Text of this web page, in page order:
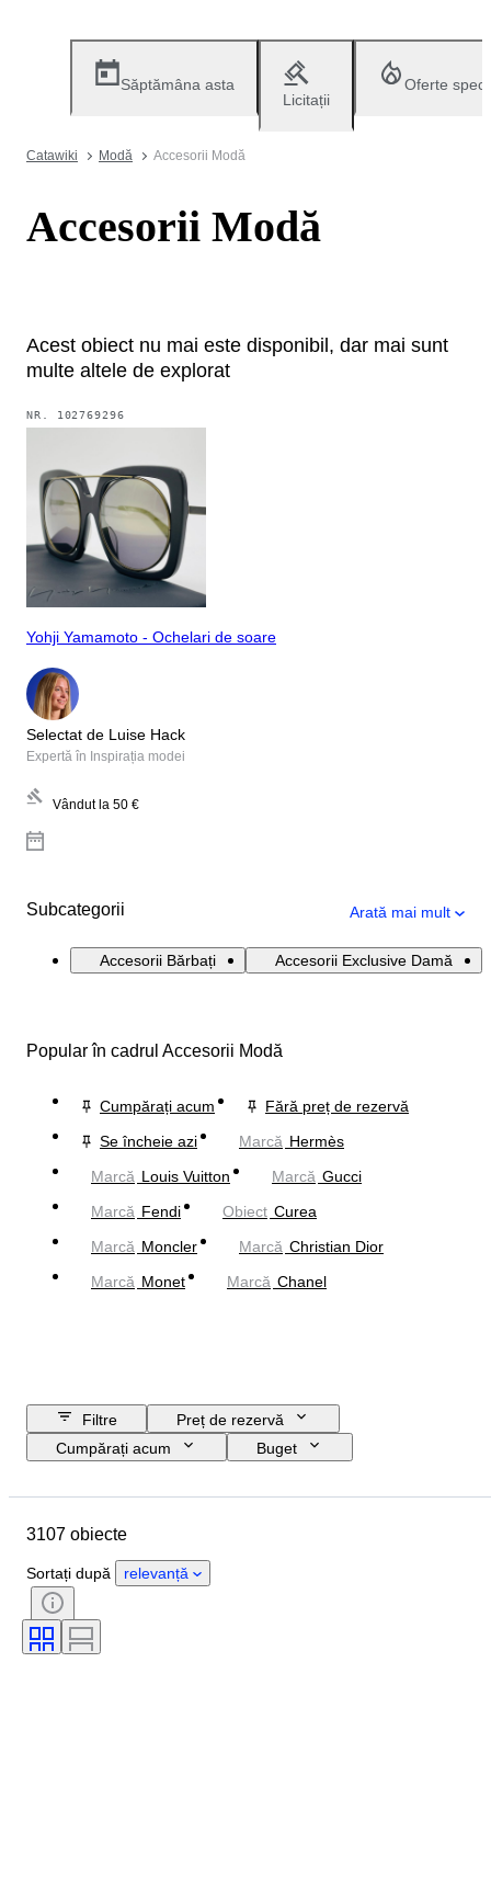
Săptămâna asta
Licitații
Oferte
Catawiki Modă Accesorii Modă
Accesorii Modă
Acest obiect nu mai este disponibil, dar mai sunt
multe altele de explorat
NR. 102769296
Yohji Yamamoto - Ochelari de soare
Selectat de Luise Hack
Expertă în Inspirația modei
Vândut la 50 €
Subcategorii Arată mai mult
Accesorii Bărbați Accesorii Exclusive Damă
Popular în cadrul Accesorii Modă
Cumpărați acum
Fără preț de rezervă
Se încheie azi
Marcă Hermès
Marcă Louis Vuitton Marcă Gucci
Marcă Fendi Obiect Curea
Marcă Moncler Marcă Christian Dior
Marcă Monet Marcă Chanel
Filtre
Preț de rezervă
Cumpărați acum
Buget
Țara de Proveniență
Stare
Piatră
Certificare
Stil
Mărimea hainelor
3107 obiecte
Sortați după relevanță